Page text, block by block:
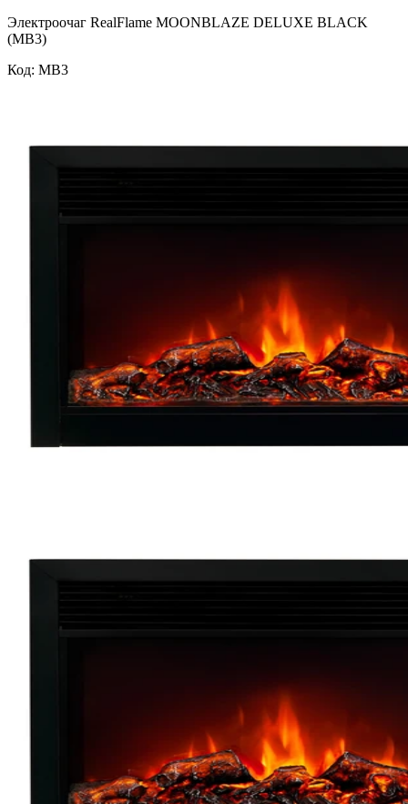
Электроочаг RealFlame MOONBLAZE DELUXE BLACK
(MB3)
Код: MB3